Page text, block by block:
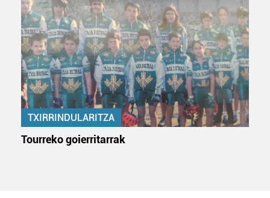
TXIRRINDULARITZA
Tourreko goierritarrak